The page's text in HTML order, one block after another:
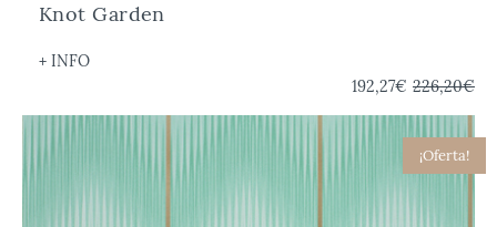
Knot Garden
+ INFO
192,27€ 226,20€
¡Oferta!